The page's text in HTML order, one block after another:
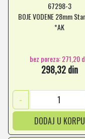
67298-3
BOJE VODENE 28mm
*AK
bez poreza: 271,20
298,32 din
-
DODAJ U KORPU